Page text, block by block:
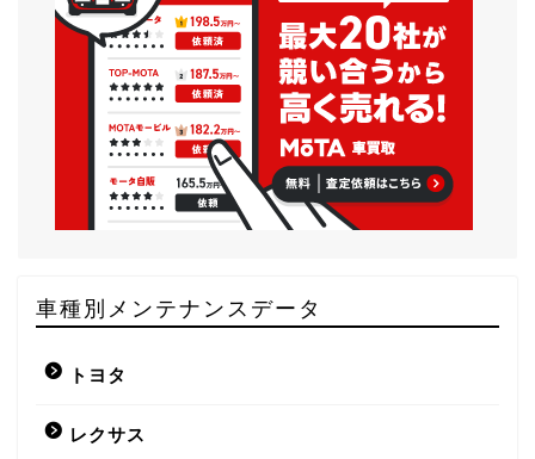
車種別メンテナンスデータ
トヨタ
レクサス